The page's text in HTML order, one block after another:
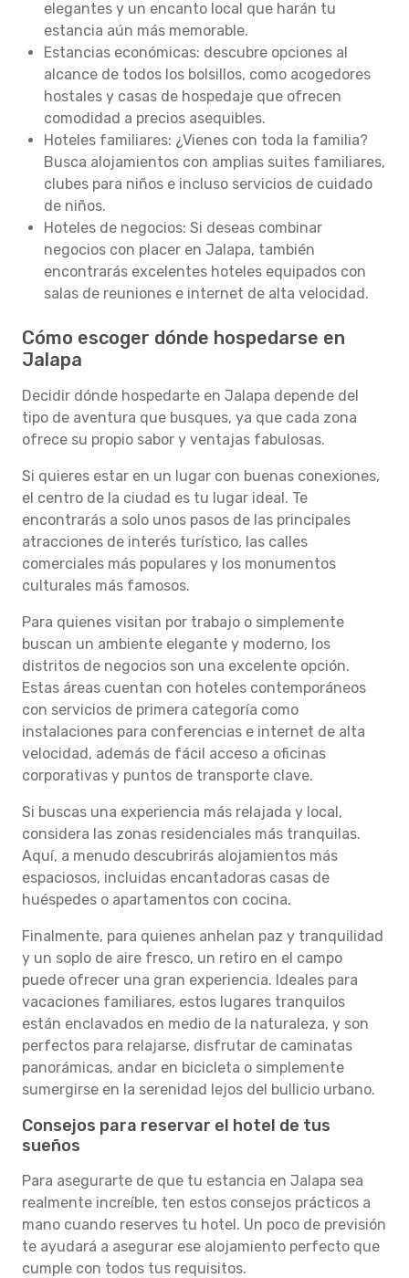
elegantes y un encanto local que harán tu
estancia aún más memorable.
Estancias económicas: descubre opciones al
alcance de todos los bolsillos, como acogedores
hostales y casas de hospedaje que ofrecen
comodidad a precios asequibles.
Hoteles familiares: ¿Vienes con toda la familia?
Busca alojamientos con amplias suites familiares,
clubes para niños e incluso servicios de cuidado
de niños.
Hoteles de negocios: Si deseas combinar
negocios con placer en Jalapa, también
encontrarás excelentes hoteles equipados con
salas de reuniones e internet de alta velocidad.
Cómo escoger dónde hospedarse en
Jalapa
Decidir dónde hospedarte en Jalapa depende del
tipo de aventura que busques, ya que cada zona
ofrece su propio sabor y ventajas fabulosas.
Si quieres estar en un lugar con buenas conexiones,
el centro de la ciudad es tu lugar ideal. Te
encontrarás a solo unos pasos de las principales
atracciones de interés turístico, las calles
comerciales más populares y los monumentos
culturales más famosos.
Para quienes visitan por trabajo o simplemente
buscan un ambiente elegante y moderno, los
distritos de negocios son una excelente opción.
Estas áreas cuentan con hoteles contemporáneos
con servicios de primera categoría como
instalaciones para conferencias e internet de alta
velocidad, además de fácil acceso a oficinas
corporativas y puntos de transporte clave.
Si buscas una experiencia más relajada y local,
considera las zonas residenciales más tranquilas.
Aquí, a menudo descubrirás alojamientos más
espaciosos, incluidas encantadoras casas de
huéspedes o apartamentos con cocina.
Finalmente, para quienes anhelan paz y tranquilidad
y un soplo de aire fresco, un retiro en el campo
puede ofrecer una gran experiencia. Ideales para
vacaciones familiares, estos lugares tranquilos
están enclavados en medio de la naturaleza, y son
perfectos para relajarse, disfrutar de caminatas
panorámicas, andar en bicicleta o simplemente
sumergirse en la serenidad lejos del bullicio urbano.
Consejos para reservar el hotel de tus
sueños
Para asegurarte de que tu estancia en Jalapa sea
realmente increíble, ten estos consejos prácticos a
mano cuando reserves tu hotel. Un poco de previsión
te ayudará a asegurar ese alojamiento perfecto que
cumple con todos tus requisitos.